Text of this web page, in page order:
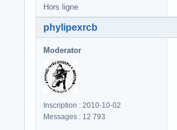
Hors ligne
phylipexrcb
Moderator
Inscription : 2010-10-02
Messages : 12 793